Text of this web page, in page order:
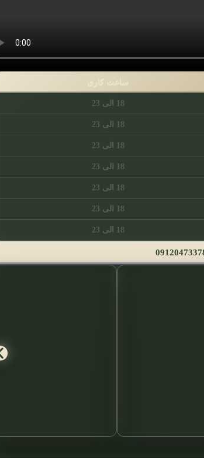
ساعت کاری
18 الی 23
18 الی 23
18 الی 23
18 الی 23
18 الی 23
18 الی 23
18 الی 23